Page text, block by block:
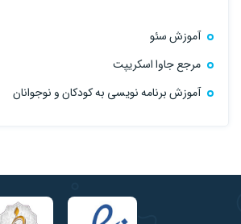
آموزش سئو
مرجع جاوا اسکریپت
آموزش برنامه نویسی به کودکان و نوجوانان